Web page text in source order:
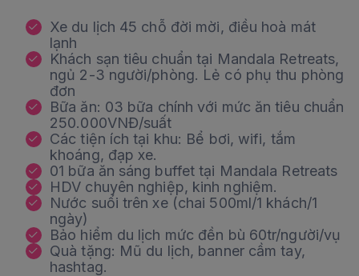
Xe du lịch 45 chỗ đời mời, điều hoà mát
lạnh
Khách sạn tiêu chuẩn tại Mandala Retreats,
ngủ 2-3 người/phòng. Lẻ có phụ thu phòng
đơn
Bữa ăn: 03 bữa chính với mức ăn tiêu chuẩn
250.000VNĐ/suất
Các tiện ích tại khu: Bể bơi, wifi, tắm
khoáng, đạp xe.
01 bữa ăn sáng buffet tại Mandala Retreats
HDV chuyên nghiệp, kinh nghiệm.
Nước suối trên xe (chai 500ml/1 khách/1
ngày)
Bảo hiểm du lịch mức đền bù 60tr/người/vụ
Quà tặng: Mũ du lịch, banner cầm tay,
hashtag.